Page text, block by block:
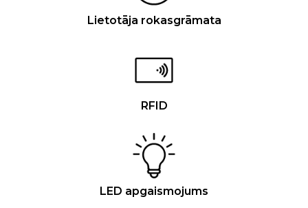
Lietotāja rokasgrāmata
RFID
LED apgaismojums